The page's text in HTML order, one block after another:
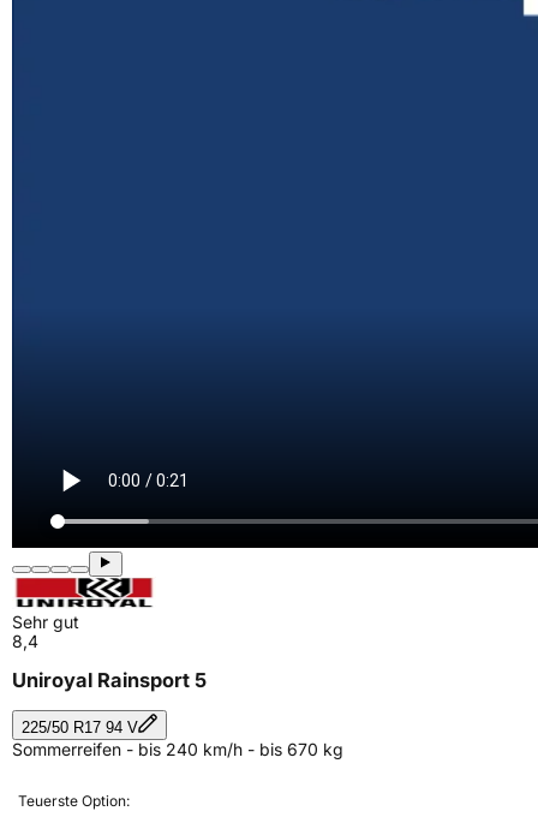
Sehr gut
8,4
Uniroyal Rainsport 5
225/50 R17 94 V
Sommerreifen - bis 240 km/h - bis 670 kg
Teuerste Option: